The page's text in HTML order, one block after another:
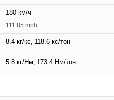
180 км/ч
111.85 mph
8.4 кг/кс, 118.6 кс/тон
5.8 кг/Нм, 173.4 Нм/тон